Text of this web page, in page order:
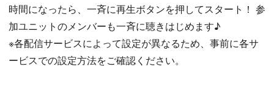
時間になったら、一斉に再生ボタンを押してスタート！ 参
加ユニットのメンバーも一斉に聴きはじめます♪
※各配信サービスによって設定が異なるため、事前に各サ
ービスでの設定方法をご確認ください。